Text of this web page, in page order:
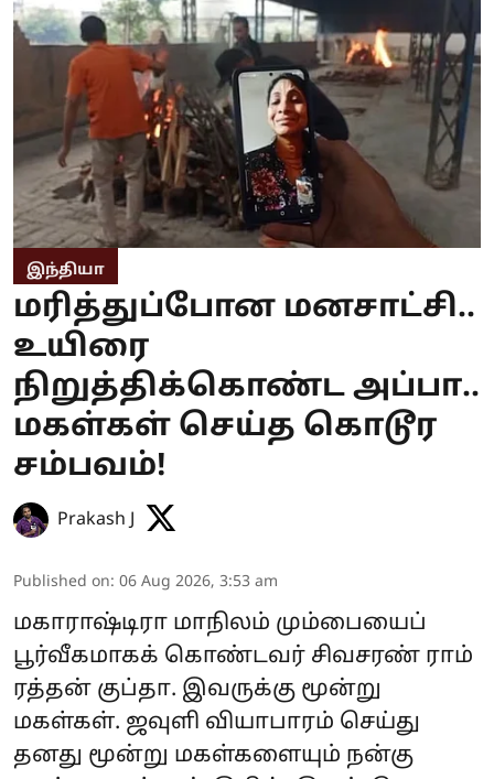
இந்தியா
மரித்துப்போன மனசாட்சி..
உயிரை
நிறுத்திக்கொண்ட அப்பா..
மகள்கள் செய்த கொடூர
சம்பவம்!
Prakash J
Published on: 06 Aug 2026, 3:53 am
மகாராஷ்டிரா மாநிலம் மும்பையைப்
பூர்வீகமாகக் கொண்டவர் சிவசரண் ராம்
ரத்தன் குப்தா. இவருக்கு மூன்று
மகள்கள். ஜவுளி வியாபாரம் செய்து
தனது மூன்று மகள்களையும் நன்கு